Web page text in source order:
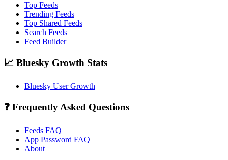
Top Feeds
Trending Feeds
Top Shared Feeds
Search Feeds
Feed Builder
📈 Bluesky Growth Stats
Bluesky User Growth
❓ Frequently Asked Questions
Feeds FAQ
App Password FAQ
About